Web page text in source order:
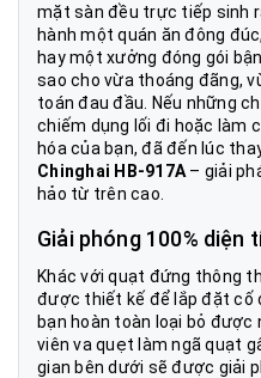
mặt sàn đều trực tiếp sinh
hành một quán ăn đông
hay một xưởng đóng gói
sao cho vừa thoáng đãng,
toán đau đầu. Nếu những
chiếm dụng lối đi hoặc làm
hóa của bạn, đã đến lúc
Chinghai HB-917A – giải
hảo từ trên cao.
Giải phóng 100% diện
Khác với quạt đứng thông
được thiết kế để lắp đặt cố
bạn hoàn toàn loại bỏ được
viên va quẹt làm ngã quạt
gian bên dưới sẽ được giải